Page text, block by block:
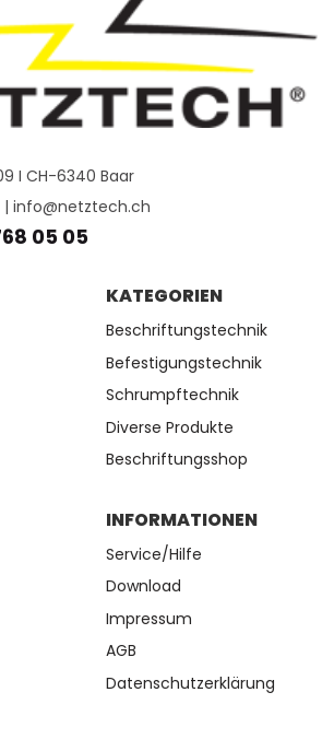
I CH-6340 Baar
| info@netztech.ch
05 05
KATEGORIEN
Beschriftungstechnik
Befestigungstechnik
Schrumpftechnik
Diverse Produkte
Beschriftungsshop
INFORMATIONEN
Service/Hilfe
Download
Impressum
AGB
Datenschutzerklärung